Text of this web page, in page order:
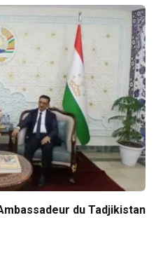
du Tadjikistan